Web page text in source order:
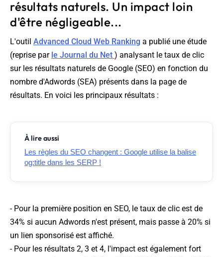
résultats naturels. Un impact loin
d'être négligeable...
L'outil Advanced Cloud Web Ranking a publié une étude
(reprise par le Journal du Net ) analysant le taux de clic
sur les résultats naturels de Google (SEO) en fonction du
nombre d'Adwords (SEA) présents dans la page de
résultats. En voici les principaux résultats :
À lire aussi
Les règles du SEO changent : Google utilise la balise
og:title dans les SERP !
- Pour la première position en SEO, le taux de clic est de
34% si aucun Adwords n'est présent, mais passe à 20% si
un lien sponsorisé est affiché.
- Pour les résultats 2, 3 et 4, l'impact est également fort